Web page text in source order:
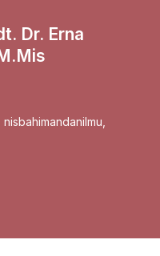
Dr. Erna
nisbahimandanilmu